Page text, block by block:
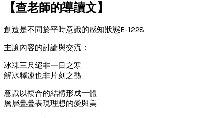
【查老師的導讀文】
創造是不同於平時意識的感知狀態B-1228
主題內容的討論與交流：
冰凍三尺絕非一日之寒
解冰釋凍也非片刻之熱
意識以複合的結構形成一體
層層疊疊表現理想的愛與美